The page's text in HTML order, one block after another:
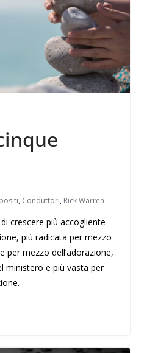
, Conduttori, Rick Warren
crescere più accogliente
più radicata per mezzo
per mezzo dell’adorazione,
ministero e più vasta per